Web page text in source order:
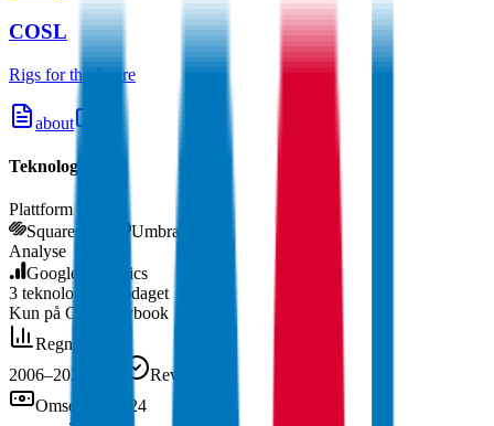
COSL
Rigs for the future
about
Teknologier
Plattform
Squarespace
Umbraco
Analyse
Google Analytics
3 teknologier
oppdaget
Kun på Companybook
Regnskap
2006–2024
Revidert
Omsetning
2024